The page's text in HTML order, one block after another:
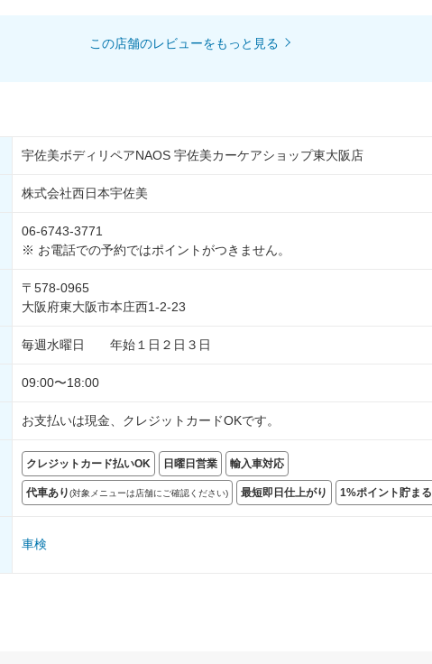
この店舗のレビューをもっと見る
宇佐美ボディリペアNAOS 宇佐美カーケアショップ東大阪店
株式会社西日本宇佐美
06-6743-3771
※ お電話での予約ではポイントがつきません。
〒578-0965
大阪府東大阪市本庄西1-2-23
毎週水曜日 年始１日２日３日
09:00〜18:00
お支払いは現金、クレジットカードOKです。
クレジットカード払いOK 日曜日営業 輸入車対応
代車あり(対象メニューは店舗にご確認ください) 最短即日仕上がり 1%ポイント貯まる
車検